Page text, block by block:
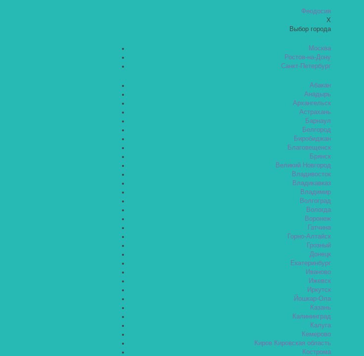
Феодосия
X
Выбор города
Москва
Ростов-на-Дону
Санкт-Петербург
Абакан
Анадырь
Архангельск
Астрахань
Барнаул
Белгород
Биробиджан
Благовещенск
Брянск
Великий Новгород
Владивосток
Владикавказ
Владимир
Волгоград
Вологда
Воронеж
Гатчина
Горно-Алтайск
Грозный
Донецк
Екатеринбург
Иваново
Ижевск
Иркутск
Йошкар-Ола
Казань
Калининград
Калуга
Кемерово
Киров Кировская область
Кострома